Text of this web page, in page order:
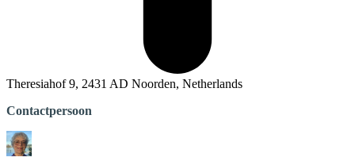
Theresiahof 9, 2431 AD Noorden, Netherlands
Contactpersoon